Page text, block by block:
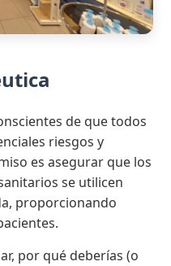
de que todos
riesgos y
es asegurar que los
se utilicen
proporcionando
por qué deberías (o